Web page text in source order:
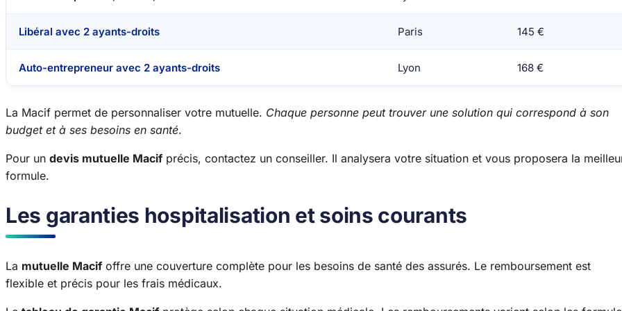
Libéral avec 2 ayants-droits Paris 145 €
Auto-entrepreneur avec 2 ayants-droits Lyon 168 €
La Macif permet de personnaliser votre mutuelle. Chaque personne peut trouver une solution qui correspond à son
budget et à ses besoins en santé.
Pour un devis mutuelle Macif précis, contactez un conseiller. Il analysera votre situation et vous proposera la
formule.
Les garanties hospitalisation et soins courants
La mutuelle Macif offre une couverture complète pour les besoins de santé des assurés. Le remboursement est
flexible et précis pour les frais médicaux.